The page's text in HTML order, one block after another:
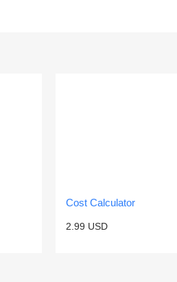
Cost Calculator
2.99 USD